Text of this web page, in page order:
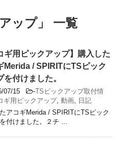
ップ」 一覧
ギ用ピックアップ】購入した
Merida / SPIRITにTSピック
を付けました。
07/15 -TSピックアップ取付情
ギ用ピックアップ, 動画
日記
アコギMerida / SPIRITにTSピック
付けました。２チ ...